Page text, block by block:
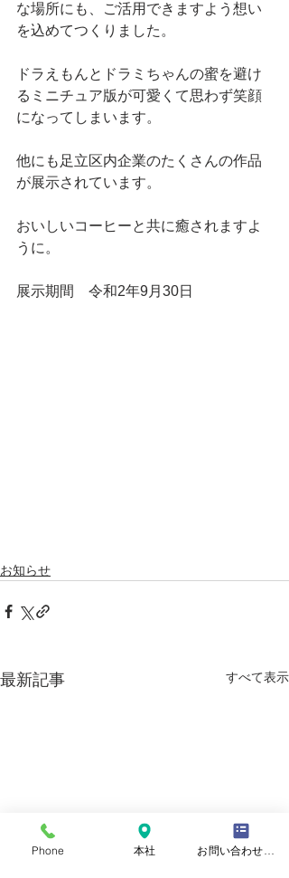
な場所にも、ご活用できますよう想い
を込めてつくりました。
ドラえもんとドラミちゃんの蜜を避け
るミニチュア版が可愛くて思わず笑顔
になってしまいます。
他にも足立区内企業のたくさんの作品
が展示されています。
おいしいコーヒーと共に癒されますよ
うに。
展示期間　令和2年9月30日
お知らせ
最新記事 すべて表示
Phone 本社